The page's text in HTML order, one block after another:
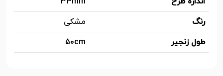
رنگ
مشکی
طول زنجیر
50cm